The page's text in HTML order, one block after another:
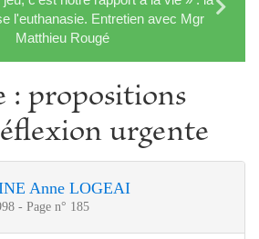
l'euthanasie. Entretien avec Mgr
Matthieu Rougé
: propositions
urgente
Anne LOGEAI
- Page n° 185